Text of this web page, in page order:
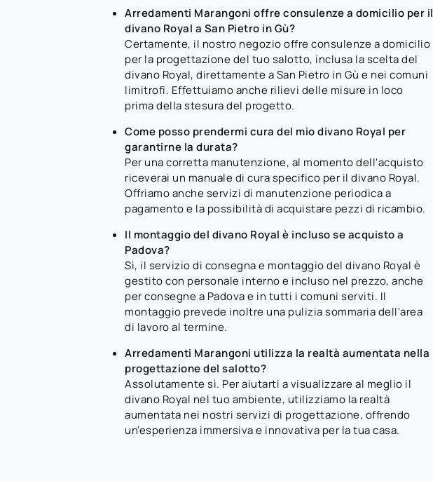
Arredamenti Marangoni offre consulenze a domicilio per il
divano Royal a San Pietro in Gù?
Certamente, il nostro negozio offre consulenze a domicilio
per la progettazione del tuo salotto, inclusa la scelta del
divano Royal, direttamente a San Pietro in Gù e nei comuni
limitrofi. Effettuiamo anche rilievi delle misure in loco
prima della stesura del progetto.
Come posso prendermi cura del mio divano Royal per
garantirne la durata?
Per una corretta manutenzione, al momento dell'acquisto
riceverai un manuale di cura specifico per il divano Royal.
Offriamo anche servizi di manutenzione periodica a
pagamento e la possibilità di acquistare pezzi di ricambio.
Il montaggio del divano Royal è incluso se acquisto a
Padova?
Sì, il servizio di consegna e montaggio del divano Royal è
gestito con personale interno e incluso nel prezzo, anche
per consegne a Padova e in tutti i comuni serviti. Il
montaggio prevede inoltre una pulizia sommaria dell'area
di lavoro al termine.
Arredamenti Marangoni utilizza la realtà aumentata nella
progettazione del salotto?
Assolutamente sì. Per aiutarti a visualizzare al meglio il
divano Royal nel tuo ambiente, utilizziamo la realtà
aumentata nei nostri servizi di progettazione, offrendo
un'esperienza immersiva e innovativa per la tua casa.